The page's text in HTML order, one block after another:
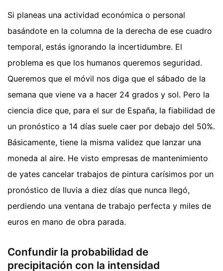
Si planeas una actividad económica o personal
basándote en la columna de la derecha de ese cuadro
temporal, estás ignorando la incertidumbre. El
problema es que los humanos queremos seguridad.
Queremos que el móvil nos diga que el sábado de la
semana que viene va a hacer 24 grados y sol. Pero la
ciencia dice que, para el sur de España, la fiabilidad de
un pronóstico a 14 días suele caer por debajo del 50%.
Básicamente, tiene la misma validez que lanzar una
moneda al aire. He visto empresas de mantenimiento
de yates cancelar trabajos de pintura carísimos por un
pronóstico de lluvia a diez días que nunca llegó,
perdiendo una ventana de trabajo perfecta y miles de
euros en mano de obra parada.
Confundir la probabilidad de
precipitación con la intensidad